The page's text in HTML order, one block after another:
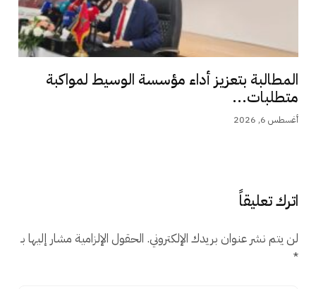
المطالبة بتعزيز أداء مؤسسة الوسيط لمواكبة
متطلبات...
أغسطس 6, 2026
اترك تعليقاً
لن يتم نشر عنوان بريدك الإلكتروني. الحقول الإلزامية مشار إليها بـ
*